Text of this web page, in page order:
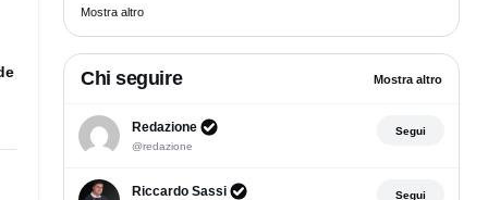
Mostra altro
Chi seguire Mostra altro
Redazione Collaboratore verificato StileJuventus
@redazione
Segui
Riccardo Sassi Collaboratore verificatoSegui